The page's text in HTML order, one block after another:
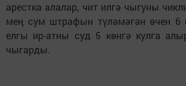
арестка алалар, чит илгә чыгуны
мең сум штрафын түләмәгән өчен 6
елгы ир-атны суд 5 көнгә кулга
чыгарды.